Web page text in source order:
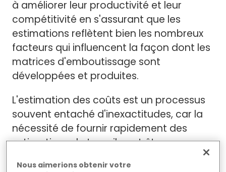
à améliorer leur productivité et leur
compétitivité en s'assurant que les
estimations reflètent bien les nombreux
facteurs qui influencent la façon dont les
matrices d'emboutissage sont
développées et produites.
L'estimation des coûts est un processus
souvent entaché d'inexactitudes, car la
nécessité de fournir rapidement des
estimations de travail peut être en
contradiction avec le désir d'établir des
Nous aimerions obtenir votre